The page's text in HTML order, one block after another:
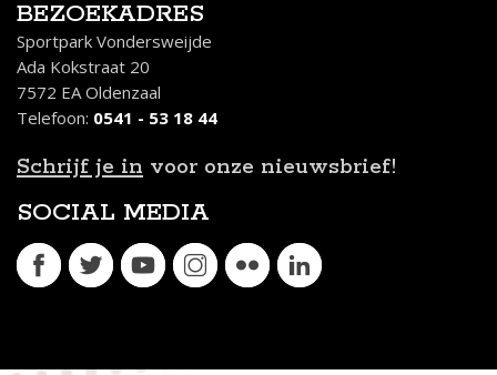
BEZOEKADRES
Sportpark Vondersweijde
Ada Kokstraat 20
7572 EA Oldenzaal
Telefoon: 0541 - 53 18 44
Schrijf je in voor onze nieuwsbrief!
SOCIAL MEDIA